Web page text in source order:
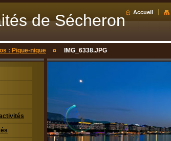
de Sécheron Accueil
: Pique-nique IMG_6338.JPG